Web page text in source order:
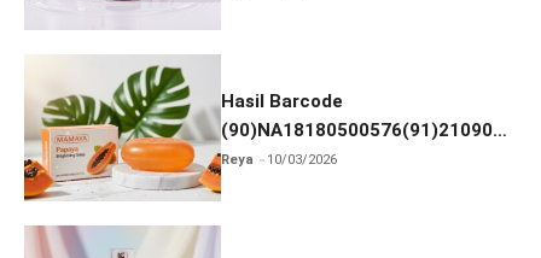
Hasil Barcode
(90)NA18180500576(91)210906
dan Izin BPOM
Reya 10/03/2026